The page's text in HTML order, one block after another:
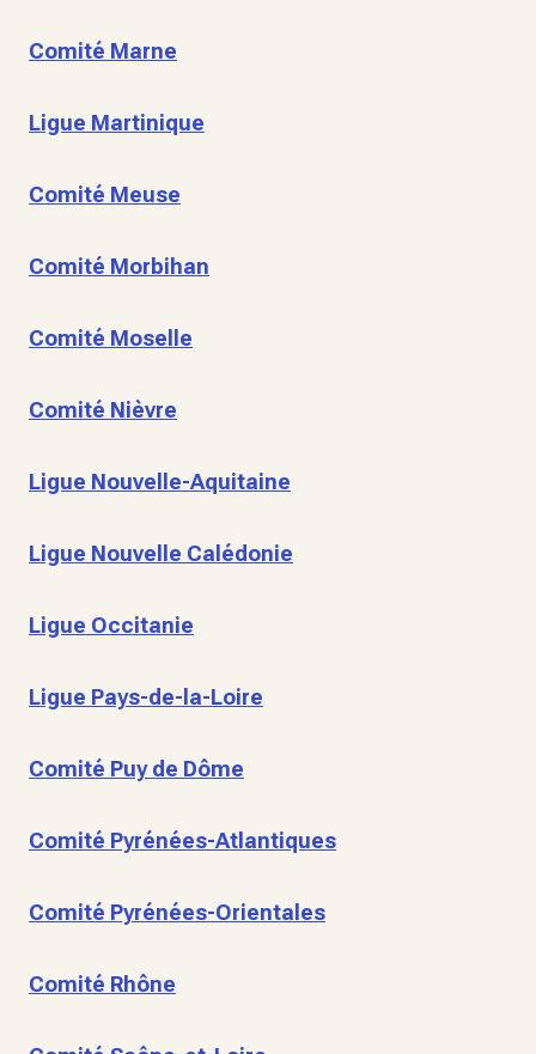
Comité Marne
Ligue Martinique
Comité Meuse
Comité Morbihan
Comité Moselle
Comité Nièvre
Ligue Nouvelle-Aquitaine
Ligue Nouvelle Calédonie
Ligue Occitanie
Ligue Pays-de-la-Loire
Comité Puy de Dôme
Comité Pyrénées-Atlantiques
Comité Pyrénées-Orientales
Comité Rhône